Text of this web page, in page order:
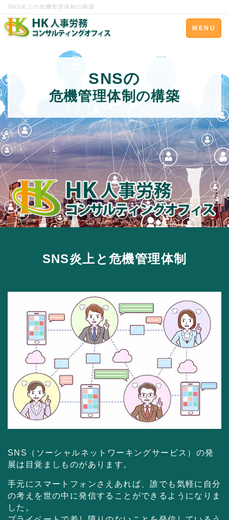
SNS炎上の危機管理体制の構築
Toggle
navigation
MENU
SNSの
危機管理体制の構築
SNS炎上と危機管理体制
SNS（ソーシャルネットワーキングサービス）の発
展は目覚ましものがあります。
手元にスマートフォンさえあれば、誰でも気軽に自分
の考えを世の中に発信することができるようになりま
した。